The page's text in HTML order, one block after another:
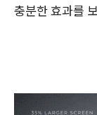
충분한 효과를